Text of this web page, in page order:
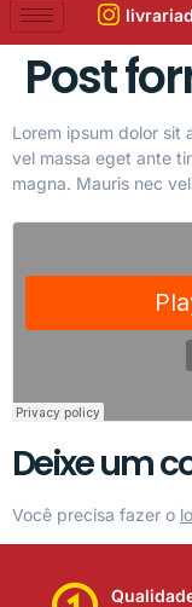
Post
Lorem ipsum dolor sit
vel massa eget ante
magna. Mauris nec
Deixe um
Você precisa fazer o